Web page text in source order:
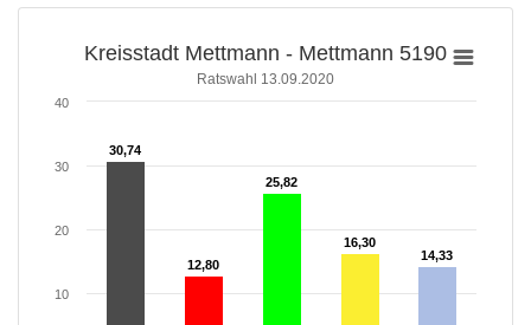
Kreisstadt Mettmann - Mettmann 5190
Ratswahl 13.09.2020
30,74
30,74
12,80
12,80
25,82
25,82
16,30
16,30
14,33
14,33
10
20
30
40